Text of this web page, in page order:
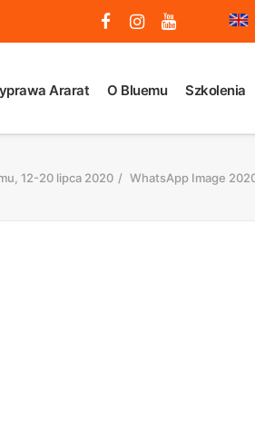
Ararat O Bluemu Szkolenia
12-20 lipca 2020 WhatsApp Image